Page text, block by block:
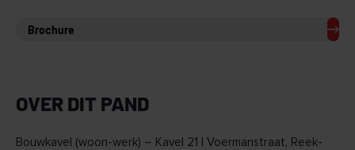
Brochure
OVER DIT PAND
Bouwkavel (woon-werk) – Kavel 21 | Voermanstraat, Reek-